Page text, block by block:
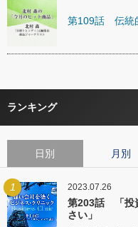
第109話 伝統
ランキング
日別 月別
1 2023.07.26
第203話 「投
さい」